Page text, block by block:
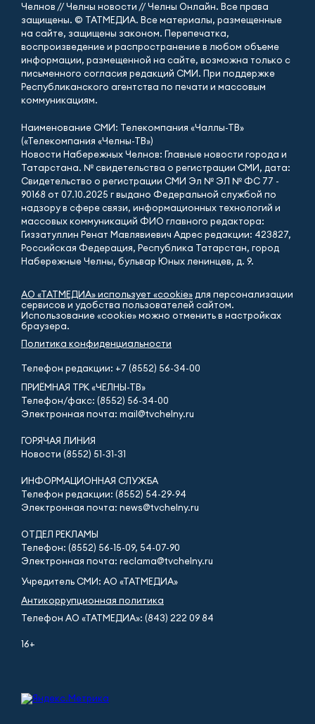
Челнов // Челны новости // Челны Онлайн. Все права
защищены. © ТАТМЕДИА. Все материалы, размещенные
на сайте, защищены законом. Перепечатка,
воспроизведение и распространение в любом объеме
информации, размещенной на сайте, возможна только с
письменного согласия редакций СМИ. При поддержке
Республиканского агентства по печати и массовым
коммуникациям.
Наименование СМИ: Телекомпания «Чаллы-ТВ»
(«Телекомпания «Челны-ТВ»)
Новости Набережных Челнов: Главные новости города и
Татарстана. № свидетельства о регистрации СМИ, дата:
Свидетельство о регистрации СМИ Эл № ЭЛ № ФС 77 -
90168 от 07.10.2025 г выдано Федеральной службой по
надзору в сфере связи, информационных технологий и
массовых коммуникаций ФИО главного редактора:
Гиззатуллин Ренат Мавлявиевич Адрес редакции: 423827,
Российская Федерация, Республика Татарстан, город
Набережные Челны, бульвар Юных ленинцев, д. 9.
АО «ТАТМЕДИА» использует «cookie»для персонализации
сервисов и удобства пользователей сайтом.
Использование «cookie» можно отменить в настройках
браузера.
Политика конфиденциальности
Телефон редакции: +7 (8552) 56-34-00
ПРИЁМНАЯ ТРК «ЧЕЛНЫ-ТВ»
Телефон/факс: (8552) 56-34-00
Электронная почта: mail@tvchelny.ru
ГОРЯЧАЯ ЛИНИЯ
Новости (8552) 51-31-31
ИНФОРМАЦИОННАЯ СЛУЖБА
Телефон редакции: (8552) 54-29-94
Электронная почта: news@tvchelny.ru
ОТДЕЛ РЕКЛАМЫ
Телефон: (8552) 56-15-09, 54-07-90
Электронная почта: reclama@tvchelny.ru
Учредитель СМИ: АО «ТАТМЕДИА»
Антикоррупционная политика
Телефон АО «ТАТМЕДИА»: (843) 222 09 84
16+